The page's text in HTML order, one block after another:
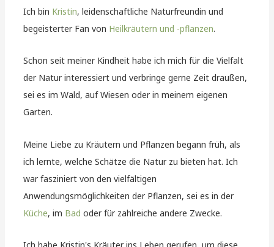
Ich bin Kristin, leidenschaftliche Naturfreundin und
begeisterter Fan von Heilkräutern und -pflanzen.
Schon seit meiner Kindheit habe ich mich für die Vielfalt
der Natur interessiert und verbringe gerne Zeit draußen,
sei es im Wald, auf Wiesen oder in meinem eigenen
Garten.
Meine Liebe zu Kräutern und Pflanzen begann früh, als
ich lernte, welche Schätze die Natur zu bieten hat. Ich
war fasziniert von den vielfältigen
Anwendungsmöglichkeiten der Pflanzen, sei es in der
Küche, im Bad oder für zahlreiche andere Zwecke.